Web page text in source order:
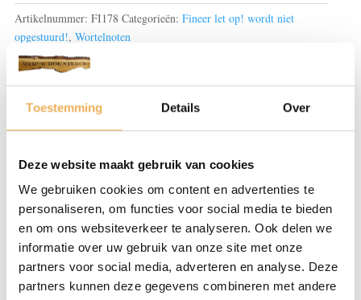
Toestemming Details Over
Deze website maakt gebruik van cookies
We gebruiken cookies om content en advertenties te
personaliseren, om functies voor social media te bieden
en om ons websiteverkeer te analyseren. Ook delen we
informatie over uw gebruik van onze site met onze
partners voor social media, adverteren en analyse. Deze
partners kunnen deze gegevens combineren met andere
36
cm
€
38.95
Artikelnummer: FI178 Categorieën: Fineer let op! wordt niet
opgestuurd!, Wortelnoten
Extra informatie
Afmetingen
48 × 36 cm